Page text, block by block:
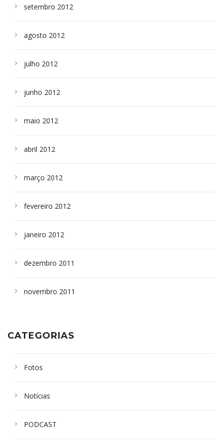
setembro 2012
agosto 2012
julho 2012
junho 2012
maio 2012
abril 2012
março 2012
fevereiro 2012
janeiro 2012
dezembro 2011
novembro 2011
CATEGORIAS
Fotos
Notícias
PODCAST